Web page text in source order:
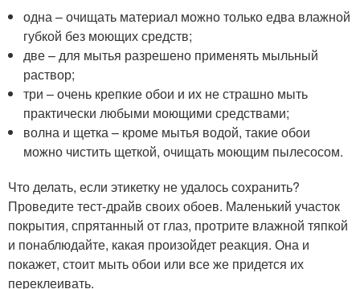
одна – очищать материал можно только едва влажной
губкой без моющих средств;
две – для мытья разрешено применять мыльный
раствор;
три – очень крепкие обои и их не страшно мыть
практически любыми моющими средствами;
волна и щетка – кроме мытья водой, такие обои
можно чистить щеткой, очищать моющим пылесосом.
Что делать, если этикетку не удалось сохранить?
Проведите тест-драйв своих обоев. Маленький участок
покрытия, спрятанный от глаз, протрите влажной тяпкой
и понаблюдайте, какая произойдет реакция. Она и
покажет, стоит мыть обои или все же придется их
переклеивать.